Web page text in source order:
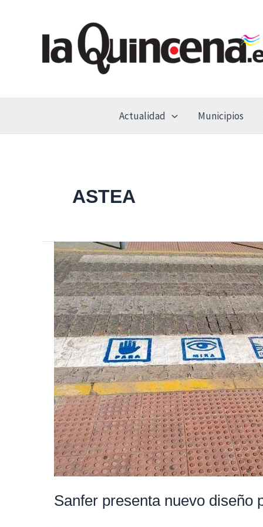
Actualidad Municipios
ASTEA
Sanfer presenta nuevo diseño
Sanfer
presenta
nuevo
diseño
para
sus
pasos
de
peatones